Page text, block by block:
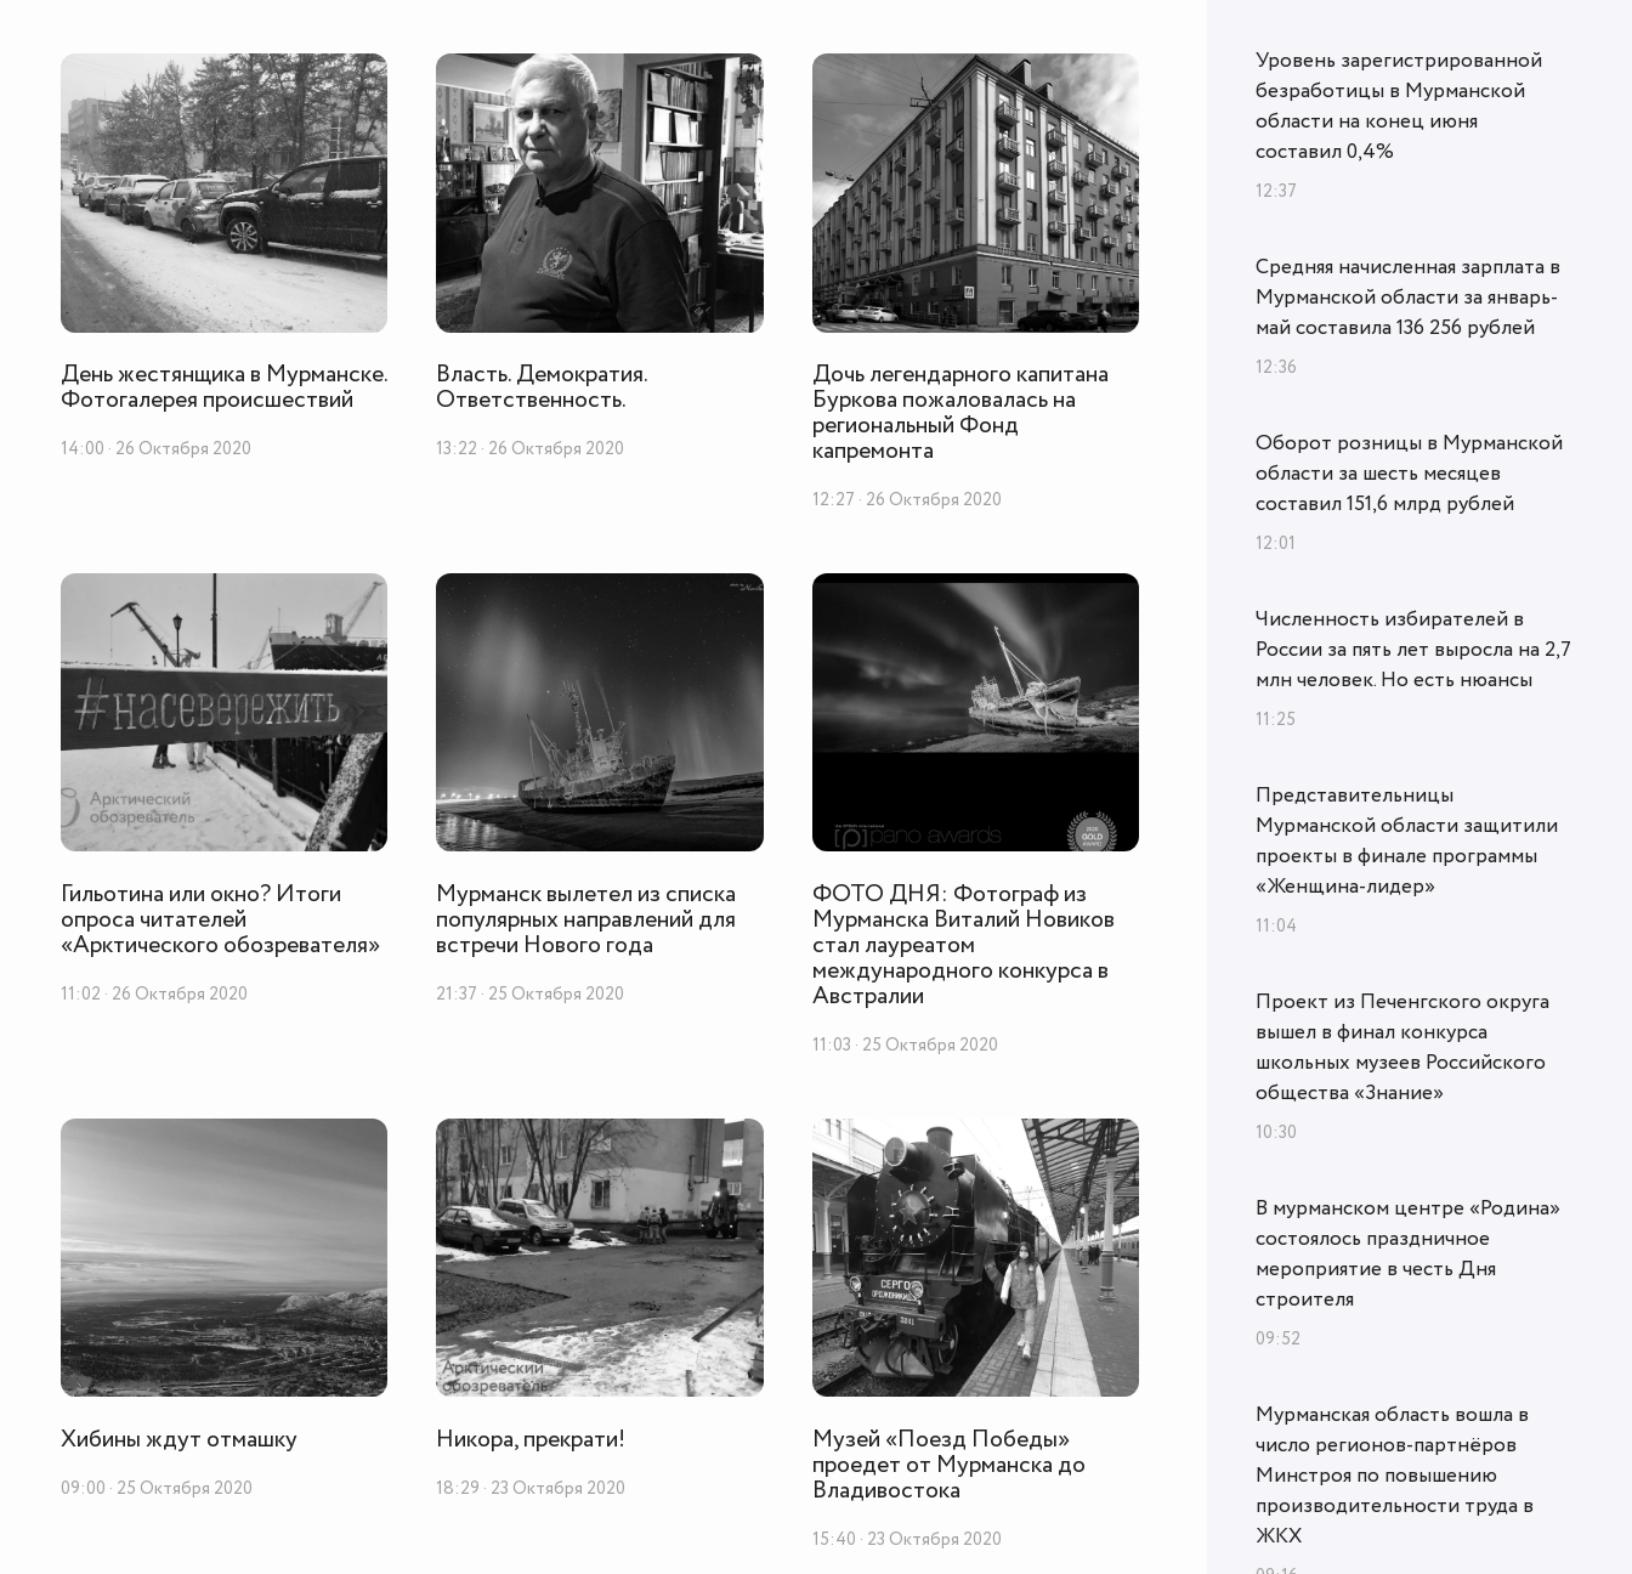
День жестянщика в Мурманске.
Фотогалерея происшествий
14:00 · 26 Октября 2020
Власть. Демократия.
Ответственность.
13:22 · 26 Октября 2020
Дочь легендарного капитана
Буркова пожаловалась на
региональный Фонд
капремонта
12:27 · 26 Октября 2020
Гильотина или окно? Итоги
опроса читателей
«Арктического обозревателя»
11:02 · 26 Октября 2020
Мурманск вылетел из списка
популярных направлений для
встречи Нового года
21:37 · 25 Октября 2020
ФОТО ДНЯ: Фотограф из
Мурманска Виталий Новиков
стал лауреатом
международного конкурса в
Австралии
11:03 · 25 Октября 2020
Хибины ждут отмашку
09:00 · 25 Октября 2020
Никора, прекрати!
18:29 · 23 Октября 2020
Музей «Поезд Победы»
проедет от Мурманска до
Владивостока
15:40 · 23 Октября 2020
Уровень зарегистрированной
безработицы в Мурманской
области на конец июня
составил 0,4%
12:37
Средняя начисленная зарплата в
Мурманской области за январь-
май составила 136 256 рублей
12:36
Оборот розницы в Мурманской
области за шесть месяцев
составил 151,6 млрд рублей
12:01
Численность избирателей в
России за пять лет выросла на 2,7
млн человек. Но есть нюансы
11:25
Представительницы
Мурманской области защитили
проекты в финале программы
«Женщина‑лидер»
11:04
Проект из Печенгского округа
вышел в финал конкурса
школьных музеев Российского
общества «Знание»
10:30
В мурманском центре «Родина»
состоялось праздничное
мероприятие в честь Дня
строителя
09:52
Мурманская область вошла в
число регионов-партнёров
Минстроя по повышению
производительности труда в
ЖКХ